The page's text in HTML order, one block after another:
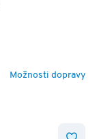
Možnosti dopravy